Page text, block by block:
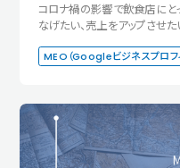
コロナ禍の影響で飲食店にと
なげたい、売上をアップさせ
MEO（Googleビジネスプロフ